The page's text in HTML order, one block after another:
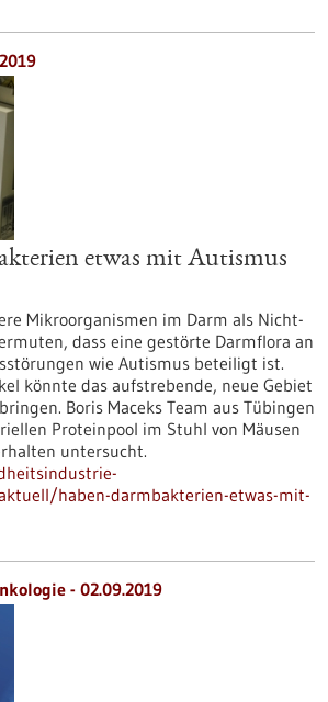
etwas mit Autismus
Mikroorganismen im Darm als Nicht-
dass eine gestörte Darmflora an
wie Autismus beteiligt ist.
könnte das aufstrebende, neue Gebiet
Boris Maceks Team aus Tübingen
Proteinpool im Stuhl von Mäusen
untersucht.
haben-darmbakterien-etwas-mit-
- 02.09.2019